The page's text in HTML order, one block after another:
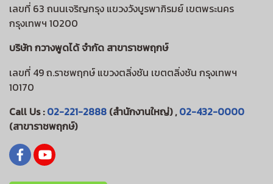
เลขที่ 63 ถนนเจริญกรุง แขวงวังบูรพาภิรมย์ เขตพระนคร
กรุงเทพฯ 10200
บริษัท กวางพูดได้ จำกัด สาขาราชพฤกษ์
เลขที่ 49 ถ.ราชพฤกษ์ แขวงตลิ่งชัน เขตตลิ่งชัน กรุงเทพฯ
10170
Call Us :02-221-2888 (สำนักงานใหญ่) ,02-432-0000
(สาขาราชพฤกษ์)